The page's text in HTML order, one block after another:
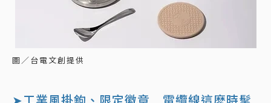
圖／台電文創提供
➤工業風掛鉤、限定徽章 電纜線這麽時髦